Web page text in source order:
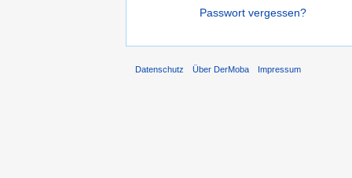
Passwort vergessen?
Datenschutz Über DerMoba Impressum